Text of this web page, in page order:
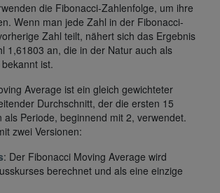
die Fibonacci-Zahlenfolge, um ihre
Wenn man jede Zahl in der Fibonacci-
Zahl teilt, nähert sich das Ergebnis
1,61803 an, die in der Natur auch als
ist.
Average ist ein gleich gewichteter
Durchschnitt, der die ersten 15
als Periode, beginnend mit 2, verwendet.
zwei Versionen:
: Der Fibonacci Moving Average wird
berechnet und als eine einzige